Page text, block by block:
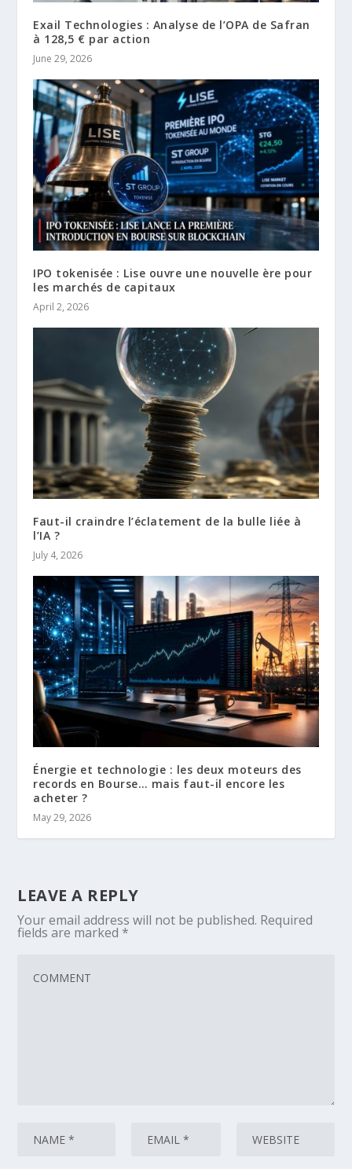
Exail Technologies : Analyse de l’OPA de Safran
à 128,5 € par action
June 29, 2026
IPO tokenisée : Lise ouvre une nouvelle ère pour
les marchés de capitaux
April 2, 2026
Faut-il craindre l’éclatement de la bulle liée à
l’IA ?
July 4, 2026
Énergie et technologie : les deux moteurs des
records en Bourse… mais faut-il encore les
acheter ?
May 29, 2026
LEAVE A REPLY
Your email address will not be published. Required
fields are marked *